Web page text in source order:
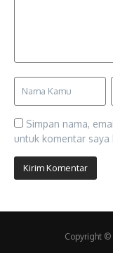
Simpan nama,
untuk komentar saya
Copyright ©